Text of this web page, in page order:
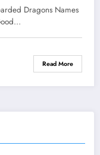
Dragons Names
Read More